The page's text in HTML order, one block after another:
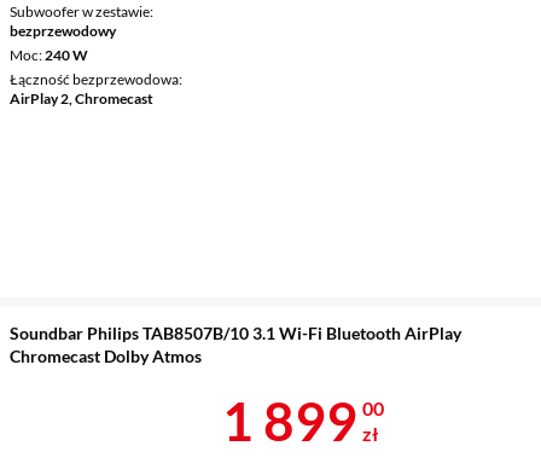
Subwoofer w zestawie
bezprzewodowy
Moc 240 W
Łączność bezprzewodowa
AirPlay 2, Chromecast
Soundbar Philips TAB8507B/10 3.1 Wi-Fi Bluetooth AirPlay
Chromecast Dolby Atmos
Cena 1 899 zł
1 899 00
zł